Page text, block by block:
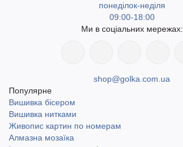
понеділок-неділя
09:00-18:00
Ми в соціальних мережах:
shop@golka.com.ua
Популярне
Вишивка бісером
Вишивка нитками
Живопис картин по номерам
Алмазна мозаїка